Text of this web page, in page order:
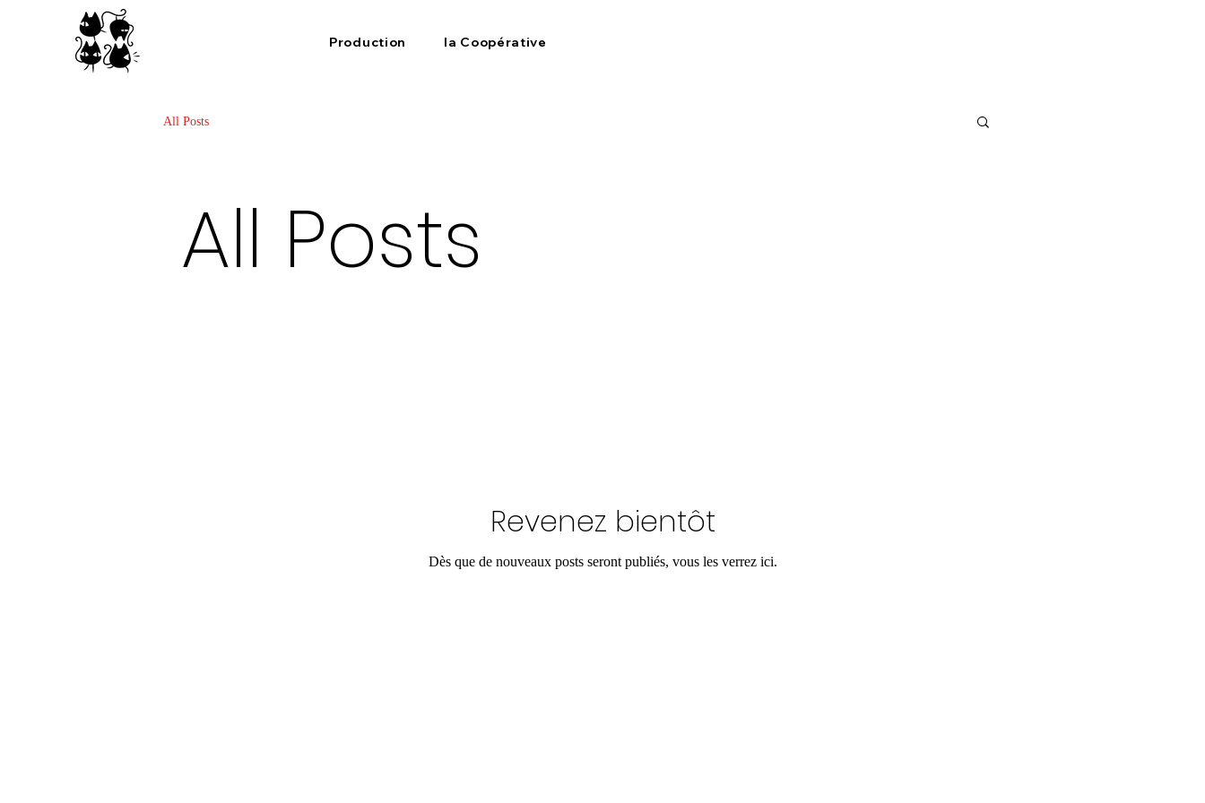
Production la Coopérative
All Posts
All Posts
Revenez bientôt
Dès que de nouveaux posts seront publiés, vous les verrez ici.